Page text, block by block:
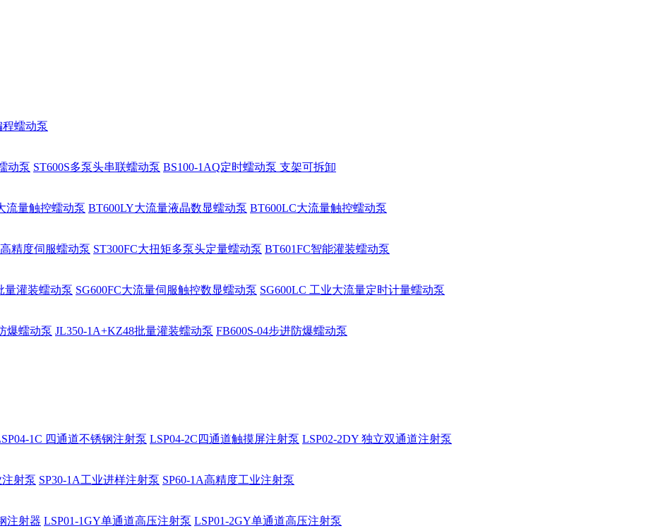
蠕动泵
动泵 ST600S多泵头串联蠕动泵 BS100-1AQ定时蠕动泵 支架可拆卸
流量触控蠕动泵 BT600LY大流量液晶数显蠕动泵 BT600LC大流量触控蠕动泵
精度伺服蠕动泵 ST300FC大扭矩多泵头定量蠕动泵 BT601FC智能灌装蠕动泵
量灌装蠕动泵 SG600FC大流量伺服触控数显蠕动泵 SG600LC 工业大流量定时计量蠕动泵
爆蠕动泵 JL350-1A+KZ48批量灌装蠕动泵 FB600S-04步进防爆蠕动泵
1C 四通道不锈钢注射泵 LSP04-2C四通道触摸屏注射泵 LSP02-2DY 独立双通道注射泵
注射泵 SP30-1A工业进样注射泵 SP60-1A高精度工业注射泵
注射器 LSP01-1GY单通道高压注射泵 LSP01-2GY单通道高压注射泵